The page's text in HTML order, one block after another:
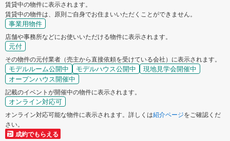
賃貸中の物件に表示されます。
賃貸中の物件は、原則ご自身でお住まいいただくことができません。
事業用物件
店舗や事務所などにお使いいただける物件に表示されます。
元付
その物件の元付業者（売主から直接依頼を受けている会社）に表示されます。
モデルルーム公開中 モデルハウス公開中
現地見学会開催中
オープンハウス開催中
記載のイベントが開催中の物件に表示されます。
オンライン対応可
オンライン対応可能な物件に表示されます。詳しくは紹介ページをご確認くだ
さい。
成約でもらえる